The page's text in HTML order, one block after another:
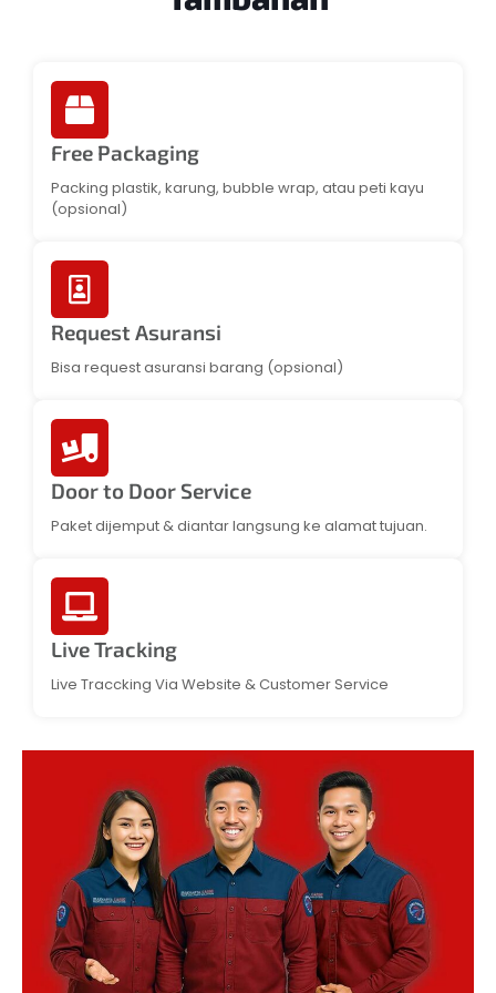
Free Packaging
Packing plastik, karung, bubble wrap, atau peti kayu
(opsional)
Request Asuransi
Bisa request asuransi barang (opsional)
Door to Door Service
Paket dijemput & diantar langsung ke alamat tujuan.
Live Tracking
Live Traccking Via Website & Customer Service